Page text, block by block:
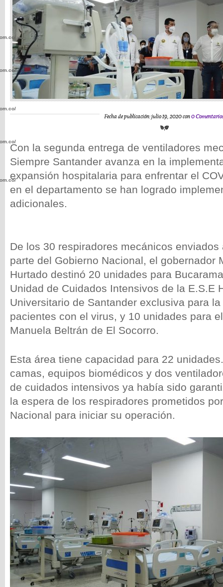
Fecha de publicación: julio 19, 2020 con0
Con la segunda entrega de ventiladores
Siempre Santander avanza en la
expansión hospitalaria para enfrentar el
en el departamento se han logrado
adicionales.
De los 30 respiradores mecánicos enviados
parte del Gobierno Nacional, el gobernador
Hurtado destinó 20 unidades para
Unidad de Cuidados Intensivos de la E.S.E
Universitario de Santander exclusiva para
pacientes con el virus, y 10 unidades para
Manuela Beltrán de El Socorro.
Esta área tiene capacidad para 22
camas, equipos biomédicos y dos
de cuidados intensivos ya había sido
la espera de los respiradores prometidos
Nacional para iniciar su operación.
wp-
wp-
wp-
wp-
wp-
wp-
wp-